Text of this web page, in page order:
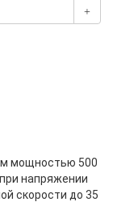
мощностью 500
напряжении
скорости до 35